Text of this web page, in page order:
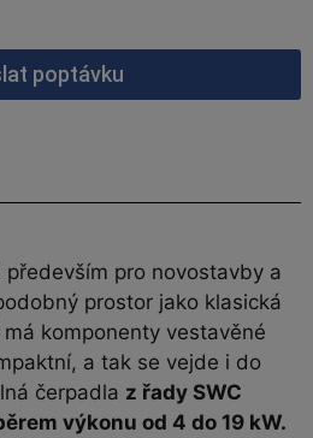
poptávku
především pro novostavby a
prostor jako klasická
komponenty vestavěné
a tak se vejde i do
čerpadla z řady SWC
výkonu od 4 do 19 kW.